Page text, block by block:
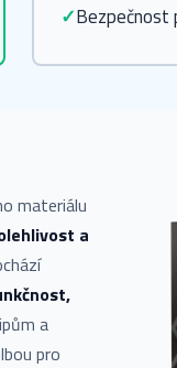
✓Bezpečnost
materiálu
a
a
pro